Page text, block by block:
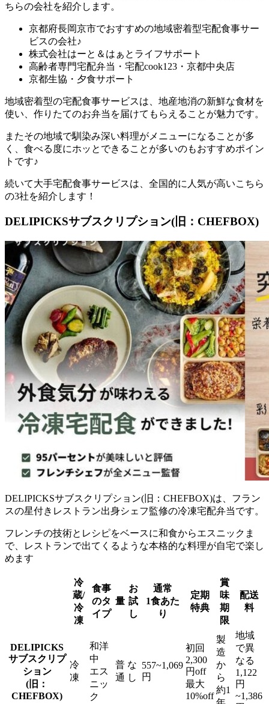
ちらの会社を紹介します。
京都府長岡京市でおすすめの地域密着型宅配食事サー
ビスの会社♪
株式会社はーと＆はぁとライフサポート
高齢者専門宅配弁当・宅配cook123・京都中央店
京都生協・夕食サポート
地域密着型の宅配食事サービスは、地産地消の新鮮な食材を
使い、作りたてのお弁当を届けてもらえることが魅力です。
またその地域で馴染み深い料理がメニューになることが多
く、食べる度にホッとできることが多いのもおすすめポイン
トです♪
続いて大手宅配食事サービスは、全国的に人気が高いこちら
の3社を紹介します！
DELIPICKSサブスクリプション(旧：CHEFBOX)
DELIPICKSサブスクリプション(旧：CHEFBOX)は、フラン
スの星付きレストラン出身シェフ監修の冷凍宅配弁当です。
フレンチの技術とレシピをベースに和食からエスニックま
で、レストランで出てくるような本格的な料理が自宅で楽し
めます
冷
蔵/
冷
凍
食事
のタ
イプ
量
お
試
し
通常
1食あた
り
定期
特典
賞
味
期
限
配送
料
DELIPICKS
サブスクリプ
ション
(旧：
CHEFBOX)
冷
凍
和洋
中
エス
ニッ
ク
普
通
な
し
557~1,069
円
初回
2,300
円off
最大
10%off
製
造
か
ら
約1
地域
で異
なる
1,122
円
~1,386